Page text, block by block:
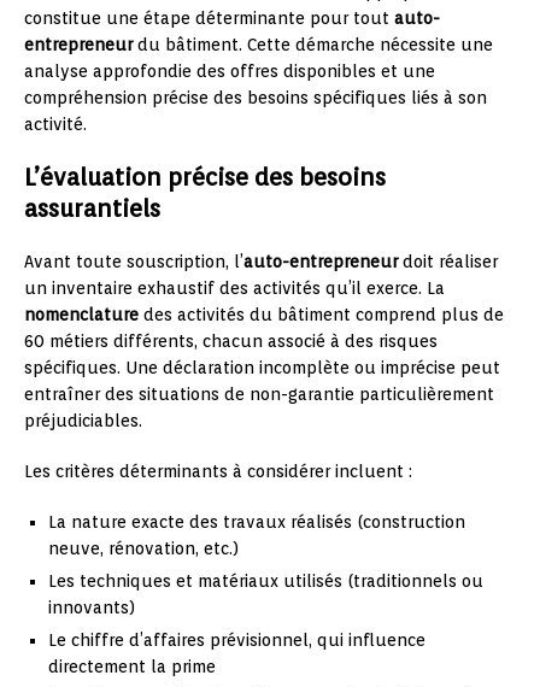
constitue une étape déterminante pour tout auto-
entrepreneurdu bâtiment. Cette démarche nécessite une
analyse approfondie des offres disponibles et une
compréhension précise des besoins spécifiques liés à son
activité.
L’évaluation précise des besoins
assurantiels
Avant toute souscription, l’auto-entrepreneurdoit réaliser
un inventaire exhaustif des activités qu’il exerce. La
nomenclature des activités du bâtiment comprend plus de
60 métiers différents, chacun associé à des risques
spécifiques. Une déclaration incomplète ou imprécise peut
entraîner des situations de non-garantie particulièrement
préjudiciables.
Les critères déterminants à considérer incluent :
La nature exacte des travaux réalisés (construction
neuve, rénovation, etc.)
Les techniques et matériaux utilisés (traditionnels ou
innovants)
Le chiffre d’affaires prévisionnel, qui influence
directement la prime